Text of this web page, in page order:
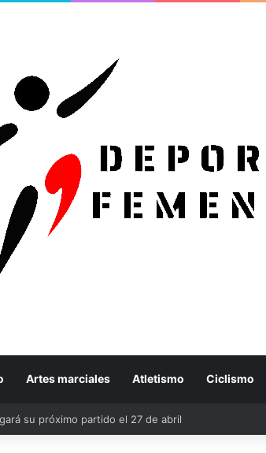
Artes marciales Atletismo Ciclismo
su próximo partido el 27 de abril